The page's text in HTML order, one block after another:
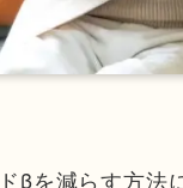
βを減らす方法